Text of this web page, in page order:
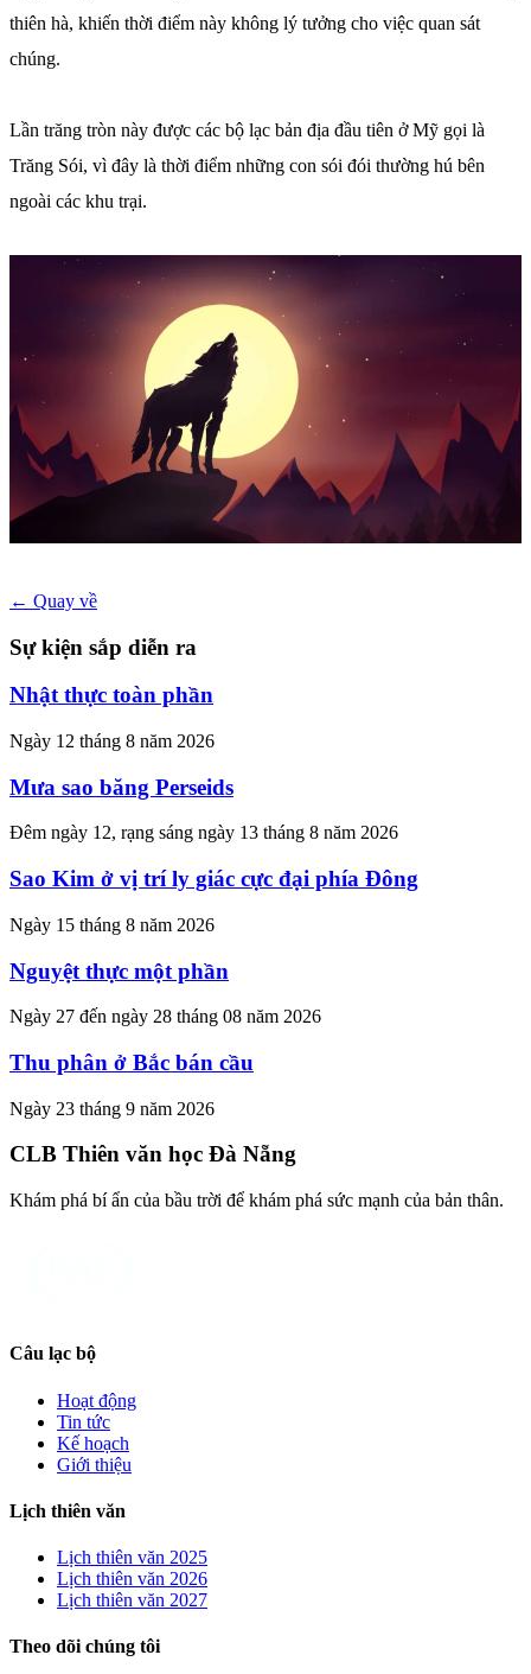
thiên hà, khiến thời điểm này không lý tưởng cho việc quan sát
chúng.
Lần trăng tròn này được các bộ lạc bản địa đầu tiên ở Mỹ gọi là
Trăng Sói, vì đây là thời điểm những con sói đói thường hú bên
ngoài các khu trại.
← Quay về
Sự kiện sắp diễn ra
Nhật thực toàn phần
Ngày 12 tháng 8 năm 2026
Mưa sao băng Perseids
Đêm ngày 12, rạng sáng ngày 13 tháng 8 năm 2026
Sao Kim ở vị trí ly giác cực đại phía Đông
Ngày 15 tháng 8 năm 2026
Nguyệt thực một phần
Ngày 27 đến ngày 28 tháng 08 năm 2026
Thu phân ở Bắc bán cầu
Ngày 23 tháng 9 năm 2026
CLB Thiên văn học Đà Nẵng
Khám phá bí ẩn của bầu trời để khám phá sức mạnh của bản thân.
Câu lạc bộ
Hoạt động
Tin tức
Kế hoạch
Giới thiệu
Lịch thiên văn
Lịch thiên văn 2025
Lịch thiên văn 2026
Lịch thiên văn 2027
Theo dõi chúng tôi